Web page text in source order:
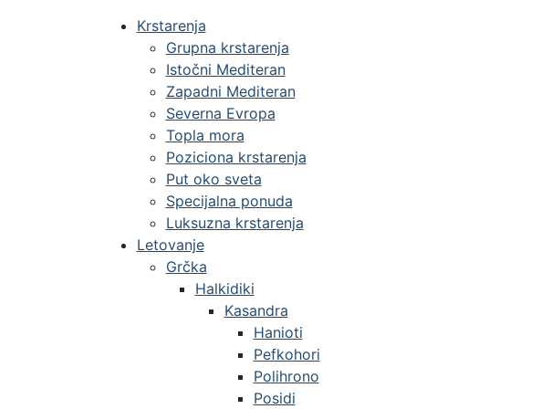
Krstarenja
Grupna krstarenja
Istočni Mediteran
Zapadni Mediteran
Severna Evropa
Topla mora
Poziciona krstarenja
Put oko sveta
Specijalna ponuda
Luksuzna krstarenja
Letovanje
Grčka
Halkidiki
Kasandra
Hanioti
Pefkohori
Polihrono
Posidi